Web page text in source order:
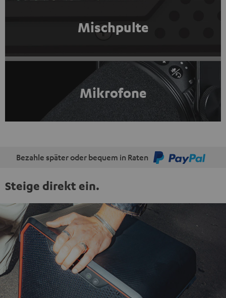
Mischpulte
Mikrofone
Bezahle später oder bequem in Raten
Steige direkt ein.